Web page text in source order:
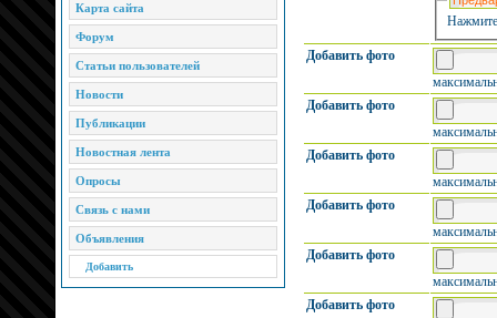
Карта сайта
Форум
Статьи пользователей
Новости
Публикации
Новостная лента
Опросы
Связь с нами
Объявления
Добавить
Добавить фото
Добавить фото
Добавить фото
Добавить фото
Добавить фото
Добавить фото